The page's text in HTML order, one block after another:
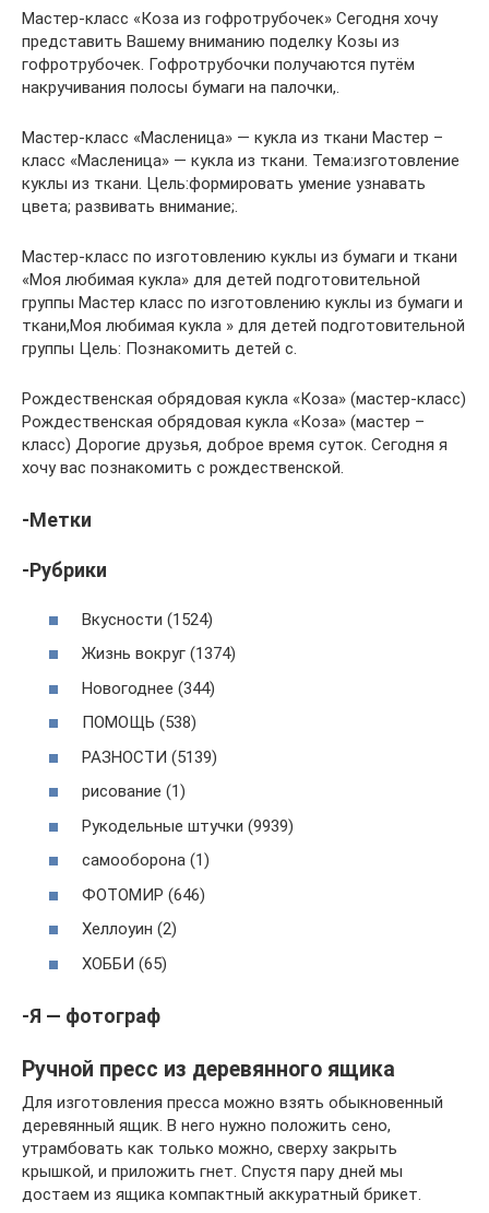
Мастер-класс «Коза из гофротрубочек» Сегодня хочу
представить Вашему вниманию поделку Козы из
гофротрубочек. Гофротрубочки получаются путём
накручивания полосы бумаги на палочки,.
Мастер-класс «Масленица» — кукла из ткани Мастер –
класс «Масленица» — кукла из ткани. Тема:изготовление
куклы из ткани. Цель:формировать умение узнавать
цвета; развивать внимание;.
Мастер-класс по изготовлению куклы из бумаги и ткани
«Моя любимая кукла» для детей подготовительной
группы Мастер класс по изготовлению куклы из бумаги и
ткани,Моя любимая кукла » для детей подготовительной
группы Цель: Познакомить детей с.
Рождественская обрядовая кукла «Коза» (мастер-класс)
Рождественская обрядовая кукла «Коза» (мастер –
класс) Дорогие друзья, доброе время суток. Сегодня я
хочу вас познакомить с рождественской.
-Метки
-Рубрики
Вкусности (1524)
Жизнь вокруг (1374)
Новогоднее (344)
ПОМОЩЬ (538)
РАЗНОСТИ (5139)
рисование (1)
Рукодельные штучки (9939)
самооборона (1)
ФОТОМИР (646)
Хеллоуин (2)
ХОББИ (65)
-Я — фотограф
Ручной пресс из деревянного ящика
Для изготовления пресса можно взять обыкновенный
деревянный ящик. В него нужно положить сено,
утрамбовать как только можно, сверху закрыть
крышкой, и приложить гнет. Спустя пару дней мы
достаем из ящика компактный аккуратный брикет.